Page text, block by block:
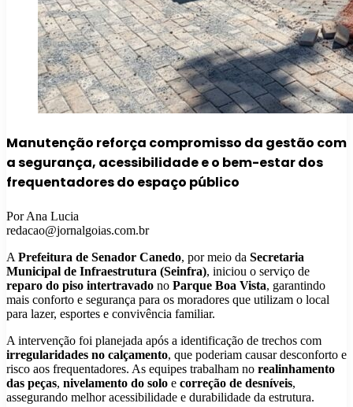
Manutenção reforça compromisso da gestão com
a segurança, acessibilidade e o bem-estar dos
frequentadores do espaço público
Por Ana Lucia
redacao@jornalgoias.com.br
A Prefeitura de Senador Canedo, por meio da Secretaria
Municipal de Infraestrutura (Seinfra), iniciou o serviço de
reparo do piso intertravado no Parque Boa Vista, garantindo
mais conforto e segurança para os moradores que utilizam o local
para lazer, esportes e convivência familiar.
A intervenção foi planejada após a identificação de trechos com
irregularidades no calçamento, que poderiam causar desconforto e
risco aos frequentadores. As equipes trabalham no realinhamento
das peças, nivelamento do solo e correção de desníveis,
assegurando melhor acessibilidade e durabilidade da estrutura.